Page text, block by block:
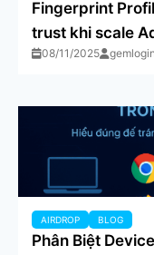
Fingerprint
trust khi scale
08/11/2025
AIRDROP BLOG
Phân Biệt